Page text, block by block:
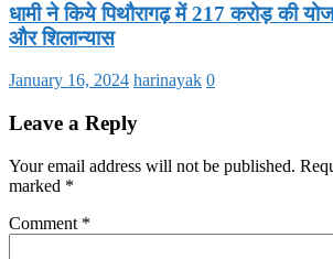
धामी ने किये पिथौरागढ़ में 217 करोड़ की
और शिलान्यास
January 16, 2024 harinayak 0
Leave a Reply
Your email address will not be published.
marked *
Comment *